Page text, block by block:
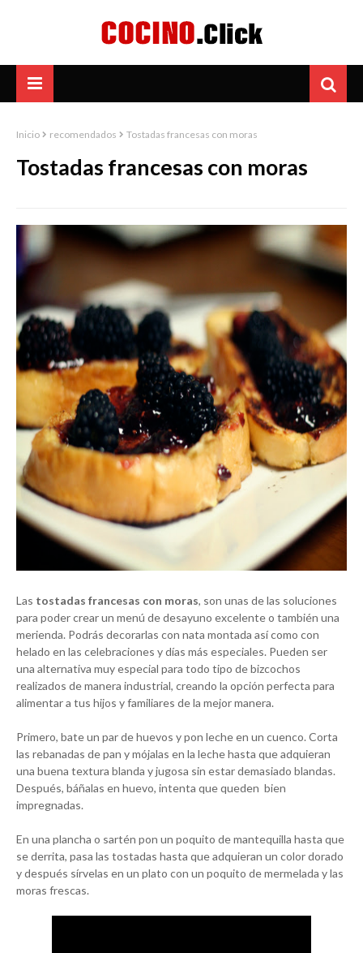
Inicio recomendados Tostadas francesas con moras
Tostadas francesas con moras
Las tostadas francesas con moras, son unas de las soluciones
para poder crear un menú de desayuno excelente o también una
merienda. Podrás decorarlas con nata montada así como con
helado en las celebraciones y días más especiales. Pueden ser
una alternativa muy especial para todo tipo de bizcochos
realizados de manera industrial, creando la opción perfecta para
alimentar a tus hijos y familiares de la mejor manera.
Primero, bate un par de huevos y pon leche en un cuenco. Corta
las rebanadas de pan y mójalas en la leche hasta que adquieran
una buena textura blanda y jugosa sin estar demasiado blandas.
Después, báñalas en huevo, intenta que queden bien
impregnadas.
En una plancha o sartén pon un poquito de mantequilla hasta que
se derrita, pasa las tostadas hasta que adquieran un color dorado
y después sírvelas en un plato con un poquito de mermelada y las
moras frescas.